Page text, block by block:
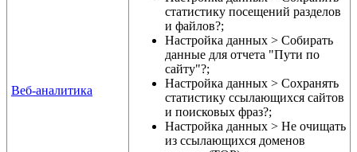
Веб-аналитика
статистику посещений разделов
и файлов?;
Настройка данных > Собирать
данные для отчета "Пути по
сайту"?;
Настройка данных > Сохранять
статистику ссылающихся сайтов
и поисковых фраз?;
Настройка данных > Не очищать
из ссылающихся доменов